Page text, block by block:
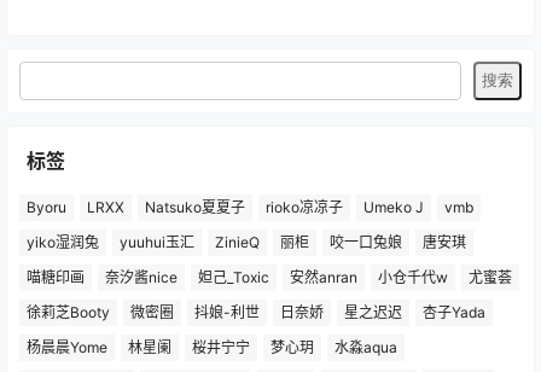
标签
Byoru LRXX Natsuko夏夏子 rioko凉凉子 Umeko J
vmb
yiko湿润兔
yuuhui玉汇 ZinieQ 丽柜 咬一口兔娘
唐安琪
喵糖印画
奈汐酱nice 妲己_Toxic 安然anran 小仓千代w
尤蜜荟
徐莉芝Booty
微密圈 抖娘-利世 日奈娇 星之迟迟
杏子Yada
杨晨晨Yome
林星阑 桜井宁宁 梦心玥 水淼aqua